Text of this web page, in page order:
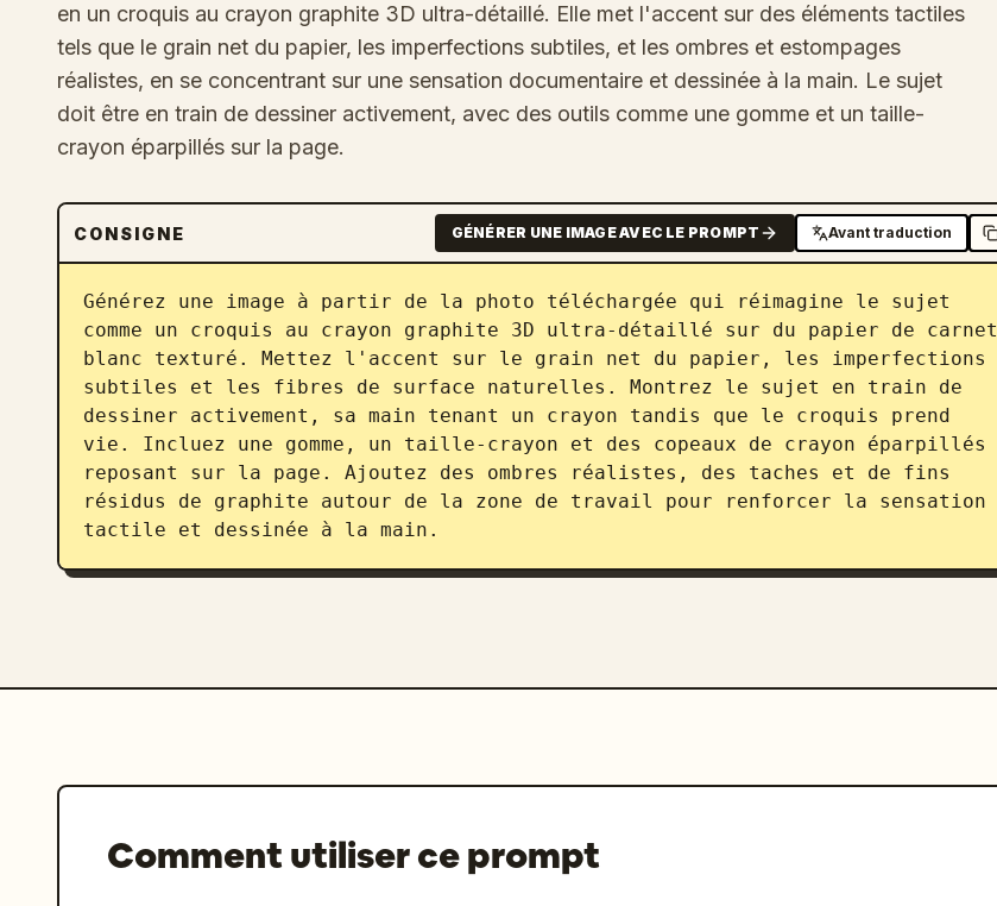
en un croquis au crayon graphite 3D ultra-détaillé. Elle met l'accent sur des éléments tactiles
tels que le grain net du papier, les imperfections subtiles, et les ombres et estompages
réalistes, en se concentrant sur une sensation documentaire et dessinée à la main. Le sujet
doit être en train de dessiner activement, avec des outils comme une gomme et un taille-
crayon éparpillés sur la page.
CONSIGNE GÉNÉRER UNE IMAGE AVEC LE PROMPT Avant traduction
Générez une image à partir de la photo téléchargée qui réimagine le sujet
comme un croquis au crayon graphite 3D ultra-détaillé sur du papier de carnet
blanc texturé. Mettez l'accent sur le grain net du papier, les imperfections
subtiles et les fibres de surface naturelles. Montrez le sujet en train de
dessiner activement, sa main tenant un crayon tandis que le croquis prend
vie. Incluez une gomme, un taille-crayon et des copeaux de crayon éparpillés
reposant sur la page. Ajoutez des ombres réalistes, des taches et de fins
résidus de graphite autour de la zone de travail pour renforcer la sensation
tactile et dessinée à la main.
Comment utiliser ce prompt